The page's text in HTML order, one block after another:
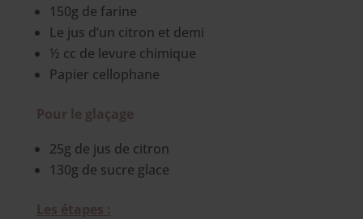
150g de farine
Le jus d’un citron et demi
½ cc de levure chimique
Papier cellophane
Pour le glaçage
25g de jus de citron
130g de sucre glace
Les étapes :